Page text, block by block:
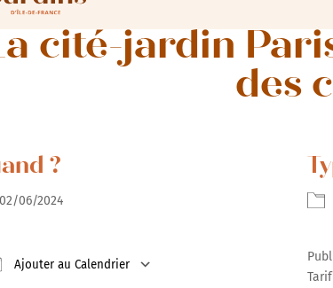
cité-jardin
des
?
02/06/2024
Ajouter au Calendrier